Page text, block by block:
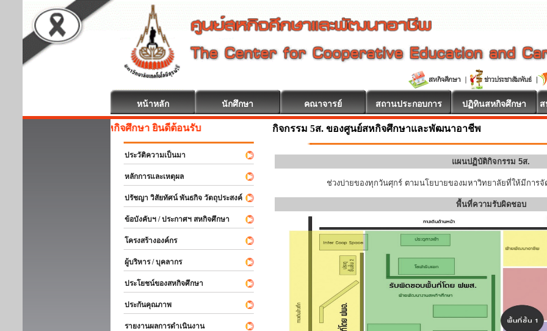
หน้าหลัก นักศึกษา คณาจารย์ สถานประกอบการ ปฏิทินสหกิจศึกษา
สหกิจศึกษา ยินดีต้อนรับ
ประวัติความเป็นมา
หลักการและเหตุผล
ปรัชญา วิสัยทัศน์ พันธกิจ วัตถุประสงค์
ข้อบังคับฯ / ประกาศฯ สหกิจศึกษา
โครงสร้างองค์กร
ผู้บริหาร / บุคลากร
ประโยชน์ของสหกิจศึกษา
ประกันคุณภาพ
รายงานผลการดำเนินงาน
กิจกรรม 5ส. ของศูนย์สหกิจศึกษาและพัฒนาอาชีพ
แผนปฏิบัติกิจกรรม 5ส.
ช่วงบ่ายของทุกวันศุกร์ ตามนโยบายของมหาวิทยาลัยที่ให้มีการจั
พื้นที่ความรับผิดชอบ